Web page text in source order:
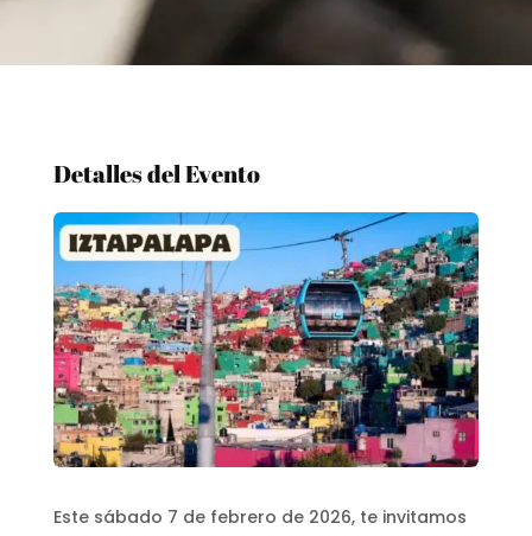
Detalles del Evento
Este sábado 7 de febrero de 2026, te invitamos